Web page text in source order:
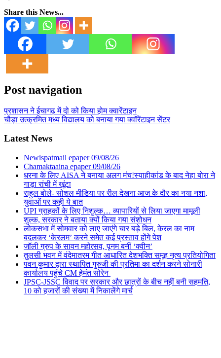
Share this News...
Post navigation
प्रशासन ने ईचागढ़ में दो को किया होम क्वारेंटाइन
चौड़ा उत्क्रमित मध्य विद्यालय को बनाया गया क्वॉरेंटाइन सेंटर
Latest News
Newispatmail epaper 09/08/26
Chamaktaaina epaper 09/08/26
धरना के लिए AISA ने बनाया अलग मंच!स्याहीकांड के बाद नेहा बोरा ने
गाड़ा रांची में खूंटा
राहुल बोले- सोशल मीडिया पर रील देखना आज के दौर का नया नशा,
युवाओं पर कही ये बात
UPI ग्राहकों के लिए निशुल्क… व्यापारियों से लिया जाएगा मामूली
शुल्क, सरकार ने बताया क्यों किया गया संशोधन
लोकसभा में सोमवार को लाए जाएंगे चार बड़े बिल, केरल का नाम
बदलकर ‘केरलम’ करने समेत कई प्रस्ताव होंगे पेश
जॉली ग्रुप के सावन महोत्सव, पूनम बनीं ‘क्वीन’
तुलसी भवन में वंदेमातरम गीत आधारित देशभक्ति समूह नृत्य प्रतियोगिता
पवन कुमार द्वारा स्थापित गुरुजी की प्रतिमा का दर्शन करने सोनारी
कार्यालय पहुंचे CM हेमंत सोरेन
JPSC-JSSC विवाद पर सरकार और छात्रों के बीच नहीं बनी सहमति,
10 को हजारों की संख्या में निकालेंगे मार्च